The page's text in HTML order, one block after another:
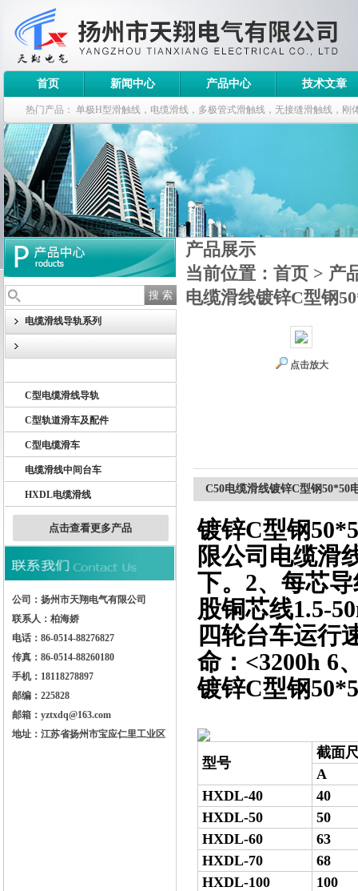
扬州市天翔电气有限公司
首页 新闻中心 产品中心 技术文章
热门产品： 单极H型滑触线，电缆滑线，多极管式滑触线，无接缝滑触线，刚
钢电缆滑车
电缆滑线导轨系列
天车电缆滑线
C型电缆滑线导轨
C型轨道滑车及配件
C型电缆滑车
电缆滑线中间台车
HXDL电缆滑线
点击查看更多产品
公司：扬州市天翔电气有限公司
联系人：柏海娇
电话：86-0514-88276827
传真：86-0514-88260180
手机：18118278897
邮编：225828
邮箱：yztxdq@163.com
地址：江苏省扬州市宝应仁里工业区
产品展示
当前位置： 首页 > 产
电缆滑线镀锌C型钢
点击放大
C50电缆滑线镀锌C型钢50*50
镀锌C型钢
限公司电缆滑
下。2、每芯
股铜芯线1.5-
四轮台车运行
命：<3200h 6
镀锌C型钢
型号
截面
A
HXDL-40
40
HXDL-50
50
HXDL-60
63
HXDL-70
68
HXDL-100
100